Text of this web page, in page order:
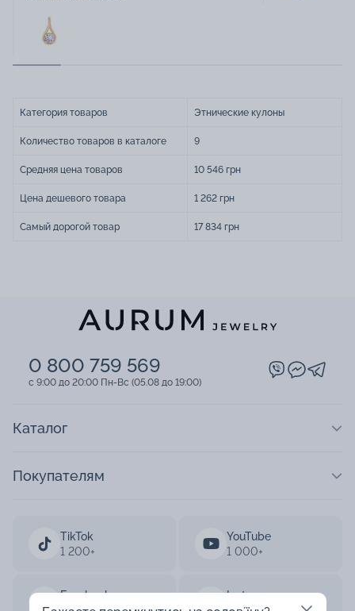
Категория товаров Этнические кулоны
Количество товаров в каталоге 9
Средняя цена товаров 10 546 грн
Цена дешевого товара 1 262 грн
Самый дорогой товар 17 834 грн
0 800 759 569
c 9:00 до 20:00 Пн-Вс (05.08 до 19:00)
TikTok
1 200+
YouTube
1 000+
Facebook
Instagram
Каталог
Покупателям